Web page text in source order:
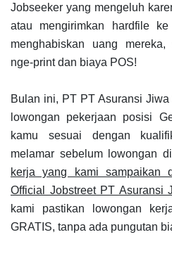
Jobseeker yang mengeluh
atau mengirimkan hardfile
menghabiskan uang
nge-print dan biaya POS!
Bulan ini, PT PT Asuransi
lowongan pekerjaan posisi
kamu sesuai dengan
melamar sebelum lowongan
kerja yang kami sampaikan
Official Jobstreet PT Asuransi
kami pastikan lowongan
GRATIS, tanpa ada pungutan